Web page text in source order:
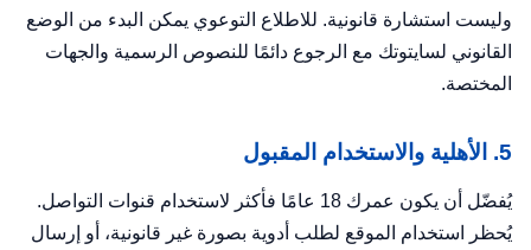
وليست استشارة قانونية. للاطلاع التوعوي يمكن البدء من الوضع
القانوني لسايتوتك مع الرجوع دائمًا للنصوص الرسمية والجهات
المختصة.
5. الأهلية والاستخدام المقبول
يُفضّل أن يكون عمرك 18 عامًا فأكثر لاستخدام قنوات التواصل.
يُحظر استخدام الموقع لطلب أدوية بصورة غير قانونية، أو إرسال